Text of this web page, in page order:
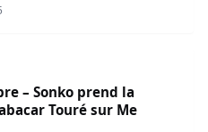
– Sonko prend la
Touré sur Me